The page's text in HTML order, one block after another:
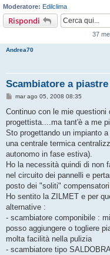
Moderatore: Edilclima
Rispondi
37
Andrea70
Scambiatore a
M
s
a
g
i
o
mar ago 05, 2008 08:35
Continuo con le mie
progettista....ma tant'è a me
Sto progettando un impianto
una centrale termica
autonomo in fase estiva).
Ho la necessità quindi di non
nel circuito dei pannelli e
posto dei "soliti"
Ho sentito la ZILMET e per
alternative :
- scambiatore componibile :
posso aggiungere o togliere
molta facilità nella pulizia
- scambiatore tipo